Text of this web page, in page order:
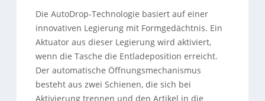
Die AutoDrop-Technologie basiert auf einer
innovativen Legierung mit Formgedächtnis. Ein
Aktuator aus dieser Legierung wird aktiviert,
wenn die Tasche die Entladeposition erreicht.
Der automatische Öffnungsmechanismus
besteht aus zwei Schienen, die sich bei
Aktivierung trennen und den Artikel in die